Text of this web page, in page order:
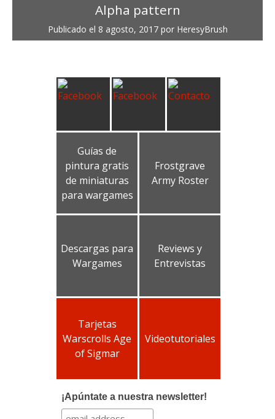
Alpha pattern
Publicado el 8 agosto, 2017por HeresyBrush
Guías de
pintura gratis
de miniaturas
para wargames
Frostgrave
Army Roster
Descargas para
Wargames
Reviews y
Entrevistas
Tarjetas
Warscrolls Age
of Sigmar
Videotutoriales
¡Apúntate a nuestra newsletter!